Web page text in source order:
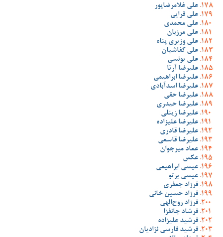
علی غلامرضاپور
علی قرایی
علی محمدی
علی مرزبان
علی وزیری پناه
علی کفاشیان
علی یونسی
علیرضا آرتا
علیرضا ابراهیمی
علیرضا اسدآبادی
علیرضا حقی
علیرضا حیدری
علیرضا زینلی
علیرضا علیزاده
علیرضا قادری
علیرضا قاسمی
عماد میرجوان
عکس
عیسی ابراهیمی
عیسی پرتو
فرزاد جعفری
فرزاد حسین خانی
فرزاد روح‌الهی
فرشاد جانفزا
فرشید علیزاده
فرشید فارسی نژادیان